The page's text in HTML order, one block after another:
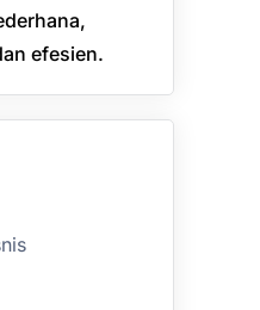
efesien.